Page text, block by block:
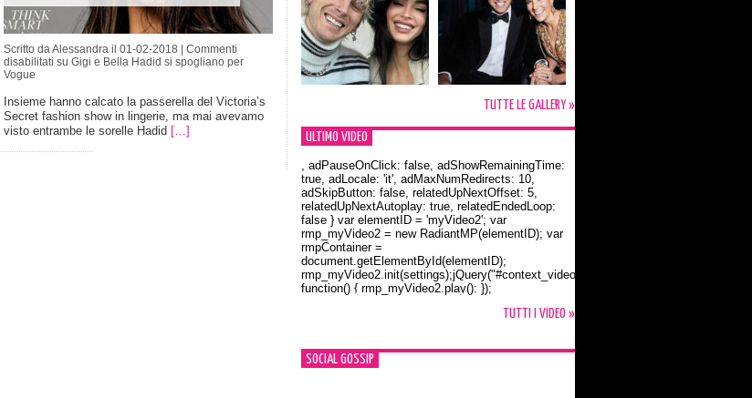
Scritto da Alessandra il 01-02-2018 | Commenti
disabilitati su Gigi e Bella Hadid si spogliano per
Vogue
Insieme hanno calcato la passerella del Victoria’s
Secret fashion show in lingerie, ma mai avevamo
visto entrambe le sorelle Hadid […]
TUTTE LE GALLERY »
ULTIMO VIDEO
Orlando Bloom e la t-shirt dedicata a Flynn
, adPauseOnClick: false, adShowRemainingTime:
true, adLocale: 'it', adMaxNumRedirects: 10,
adSkipButton: false, relatedUpNextOffset: 5,
relatedUpNextAutoplay: true, relatedEndedLoop:
false } var elementID = 'myVideo2'; var
rmp_myVideo2 = new RadiantMP(elementID); var
rmpContainer =
document.getElementById(elementID);
rmp_myVideo2.init(settings);jQuery("#context_video2").one("mouseover",
function() { rmp_myVideo2.play(); });
TUTTI I VIDEO »
SOCIAL GOSSIP